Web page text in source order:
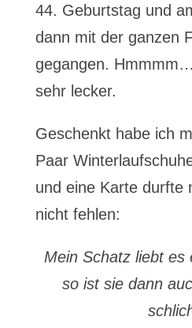
44. Geburtstag und
dann mit der ganzen
gegangen.
sehr lecker.
Geschenkt habe ich
Paar
und eine Karte durfte
nicht fehlen:
Mein Schatz liebt es
so ist sie dann